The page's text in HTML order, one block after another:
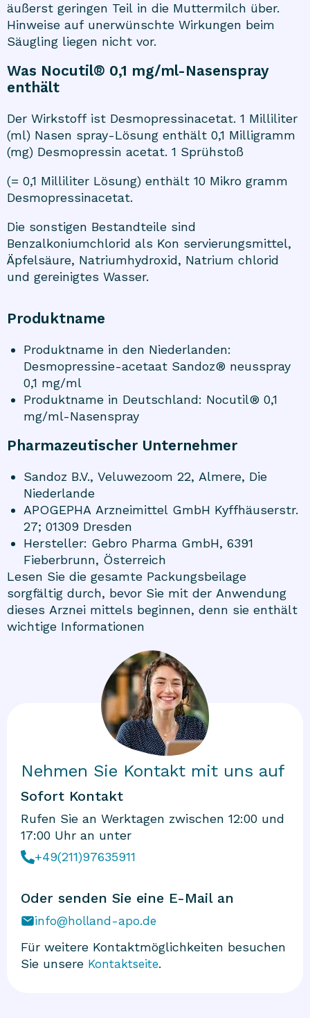
äußerst geringen Teil in die Muttermilch über.
Hinweise auf unerwünschte Wirkungen beim
Säugling liegen nicht vor.
Was Nocutil® 0,1 mg/ml-Nasenspray
enthält
Der Wirkstoff ist Desmopressinacetat. 1 Milliliter
(ml) Nasen spray-Lösung enthält 0,1 Milligramm
(mg) Desmopressin acetat. 1 Sprühstoß
(= 0,1 Milliliter Lösung) enthält 10 Mikro gramm
Desmopressinacetat.
Die sonstigen Bestandteile sind
Benzalkoniumchlorid als Kon servierungsmittel,
Äpfelsäure, Natriumhydroxid, Natrium chlorid
und gereinigtes Wasser.
Produktname
Produktname in den Niederlanden:
Desmopressine-acetaat Sandoz® neusspray
0,1 mg/ml
Produktname in Deutschland: Nocutil® 0,1
mg/ml-Nasenspray
Pharmazeutischer Unternehmer
Sandoz B.V., Veluwezoom 22, Almere, Die
Niederlande
APOGEPHA Arzneimittel GmbH Kyffhäuserstr.
27; 01309 Dresden
Hersteller: Gebro Pharma GmbH, 6391
Fieberbrunn, Österreich
Lesen Sie die gesamte Packungsbeilage
sorgfältig durch, bevor Sie mit der Anwendung
dieses Arznei mittels beginnen, denn sie enthält
wichtige Informationen
Nehmen Sie Kontakt mit uns auf
Sofort Kontakt
Rufen Sie an Werktagen zwischen 12:00 und
17:00 Uhr an unter
+49(211)97635911
Oder senden Sie eine E-Mail an
info@holland-apo.de
Für weitere Kontaktmöglichkeiten besuchen
Sie unsere Kontaktseite.